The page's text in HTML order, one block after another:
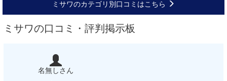
ミサワのカテゴリ別口コミはこちら
ミサワの口コミ・評判掲示板
名無しさん